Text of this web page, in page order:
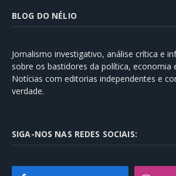
BLOG DO NÉLIO
Jornalismo investigativo, análise crítica e
sobre os bastidores da política, economia
Notícias com editorias independentes e
verdade.
SIGA-NOS NAS REDES SOCIAIS: